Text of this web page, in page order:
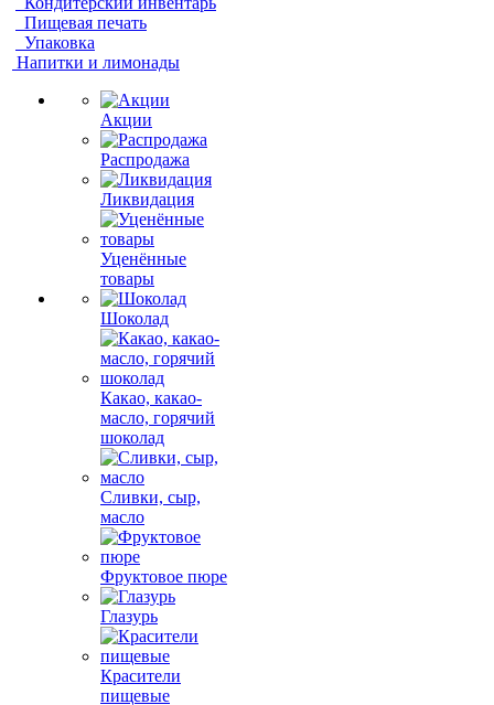
Пищевая печать
Упаковка
Напитки и лимонады
Акции
Распродажа
Ликвидация
Уценённые
товары
Шоколад
Какао, какао-
масло, горячий
шоколад
Сливки, сыр,
масло
Фруктовое пюре
Глазурь
Красители
пищевые